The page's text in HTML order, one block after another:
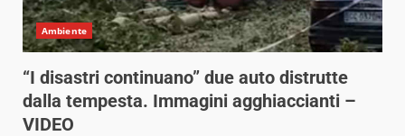
Ambiente
“I disastri continuano” due auto distrutte
dalla tempesta. Immagini agghiaccianti –
VIDEO